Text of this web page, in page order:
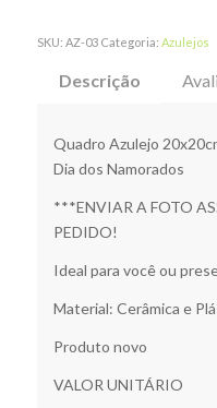
SKU: AZ-03 Categoria: Azulejos
Descrição
Quadro Azulejo
Dia dos Namorados
***ENVIAR A FOTO
PEDIDO!
Ideal para você ou
Material: Cerâmica e
Produto novo
VALOR UNITÁRIO